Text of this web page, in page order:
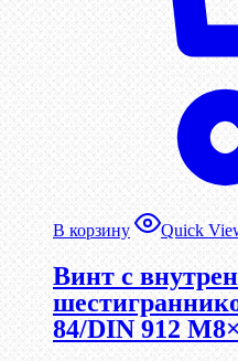
В корзину Quick
Винт c
84/DIN 912